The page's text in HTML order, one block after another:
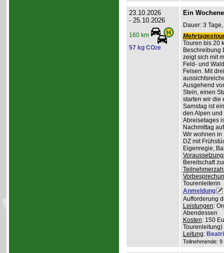
23.10.2026
- 25.10.2026
160 km
57 kg CO2e
Ein
Dauer: 3
Touren bis 20
Beschreibung
zeigt sich mit
Feld- und
Felsen. Mit
Ausgehend
Stein, einen
starten wir die
Samstag ist
den Alpen
Abreisetages
Nachmittag
Wir wohnen in
DZ mit
Eigenregie,
Bereitschaft
Tourenleiterin
Anmeldung
Aufforderung
Leistungen:
Abendessen
Kosten: 150
Tourenleitung)
Leitung:
Teilnehmende: